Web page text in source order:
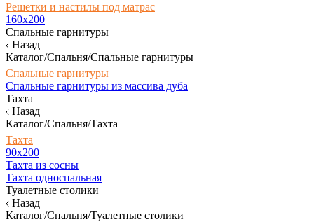
Решетки и настилы под матрас
160х200
Спальные гарнитуры
Назад
Каталог/Спальня/Спальные гарнитуры
Спальные гарнитуры
Спальные гарнитуры из массива дуба
Тахта
Назад
Каталог/Спальня/Тахта
Тахта
90х200
Тахта из сосны
Тахта односпальная
Туалетные столики
Назад
Каталог/Спальня/Туалетные столики